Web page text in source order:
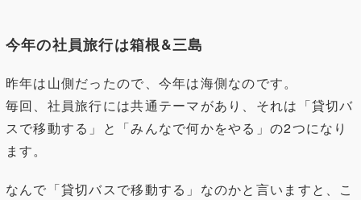
今年の社員旅行は箱根&三島
昨年は山側だったので、今年は海側なのです。
毎回、社員旅行には共通テーマがあり、それは「貸切バ
スで移動する」と「みんなで何かをやる」の2つになり
ます。
なんで「貸切バスで移動する」なのかと言いますと、こ